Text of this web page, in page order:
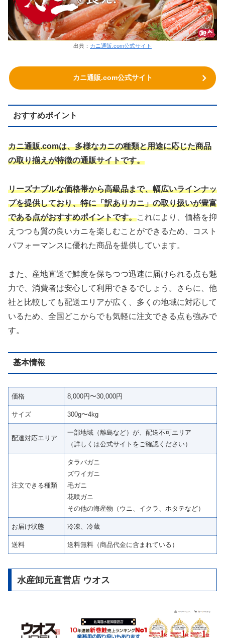
出典： カニ通販.com公式サイト
カニ通販.com公式サイト
おすすめポイント
カニ通販.comは、多様なカニの種類と用途に応じた商品
の取り揃えが特徴の通販サイトです。
リーズナブルな価格帯から高級品まで、幅広いラインナッ
プを提供しており、特に「訳ありカニ」の取り扱いが豊富
である点がおすすめポイントです。これにより、価格を抑
えつつも質の良いカニを楽しむことができるため、コスト
パフォーマンスに優れた商品を提供しています。
また、産地直送で鮮度を保ちつつ迅速に届けられる点も魅
力で、消費者は安心して利用できるでしょう。さらに、他
社と比較しても配送エリアが広く、多くの地域に対応して
いるため、全国どこからでも気軽に注文できる点も強みで
す。
基本情報
価格 8,000円〜30,000円
サイズ 300g〜4kg
配達対応エリア
一部地域（離島など）が、配送不可エリア
（詳しくは公式サイトをご確認ください）
注文できる種類
タラバガニ
ズワイガニ
毛ガニ
花咲ガニ
その他の海産物（ウニ、イクラ、ホタテなど）
お届け状態 冷凍、冷蔵
送料 送料無料（商品代金に含まれている）
水産卸元直営店 ウオス